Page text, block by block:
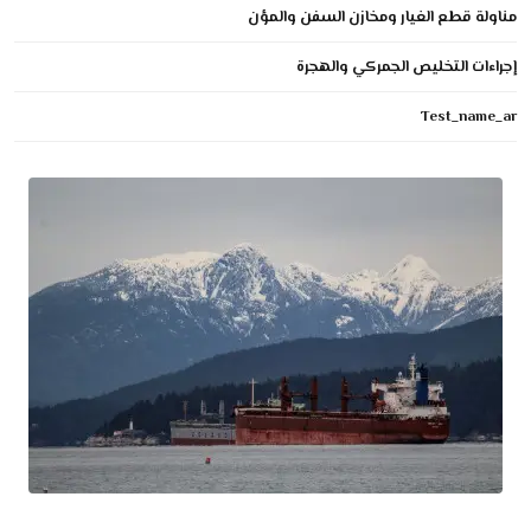
مناولة قطع الغيار ومخازن السفن والمؤن
إجراءات التخليص الجمركي والهجرة
Test_name_ar